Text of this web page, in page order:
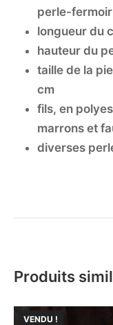
perle-
longueur du
hauteur du
taille de la
cm
fils, en
marrons et
diverses
Produits
VENDU !